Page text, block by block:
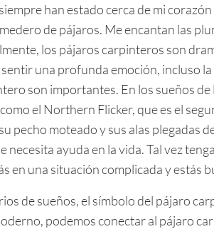
han estado cerca de mi
de pájaros. Me encantan las
los pájaros carpinteros son
una profunda emoción, incluso
son importantes. En los sueños
el Northern Flicker, que es el
pecho moteado y sus alas plegadas
necesita ayuda en la vida. Tal vez
en una situación complicada y estás
de sueños, el símbolo del pájaro
podemos conectar al pájaro